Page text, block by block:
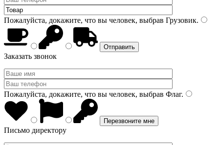
Пожалуйста, докажите, что вы человек, выбрав Грузовик.
Заказать звонок
Пожалуйста, докажите, что вы человек, выбрав Флаг.
Письмо директору